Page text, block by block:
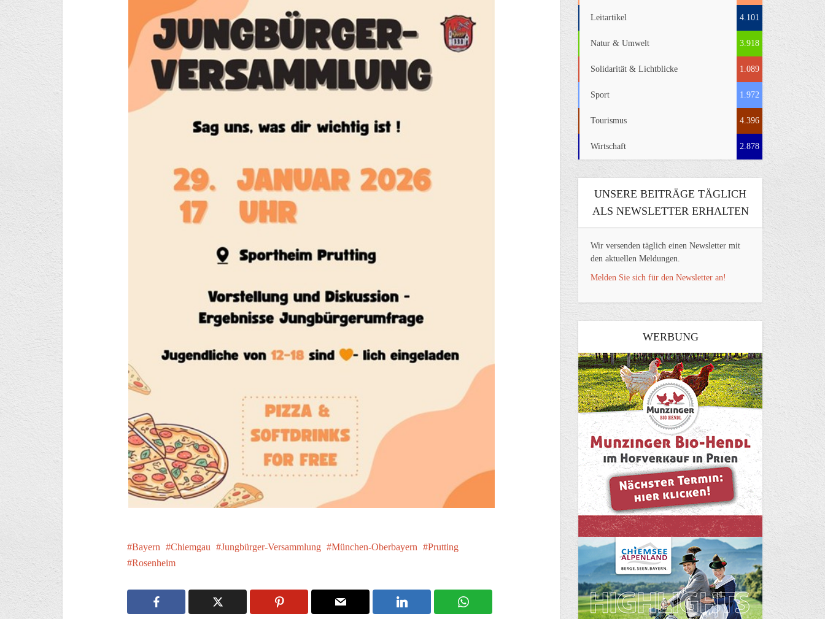
Bayern Chiemgau Jungbürger-Versammlung München-Oberbayern
Prutting
Rosenheim
Leitartikel 4.101
Natur & Umwelt 3.918
Solidarität & Lichtblicke 1.089
Sport 1.972
Tourismus 4.396
Wirtschaft 2.878
UNSERE BEITRÄGE TÄGLICH
ALS NEWSLETTER ERHALTEN
Wir versenden täglich einen Newsletter mit
den aktuellen Meldungen.
Melden Sie sich für den Newsletter an!
WERBUNG